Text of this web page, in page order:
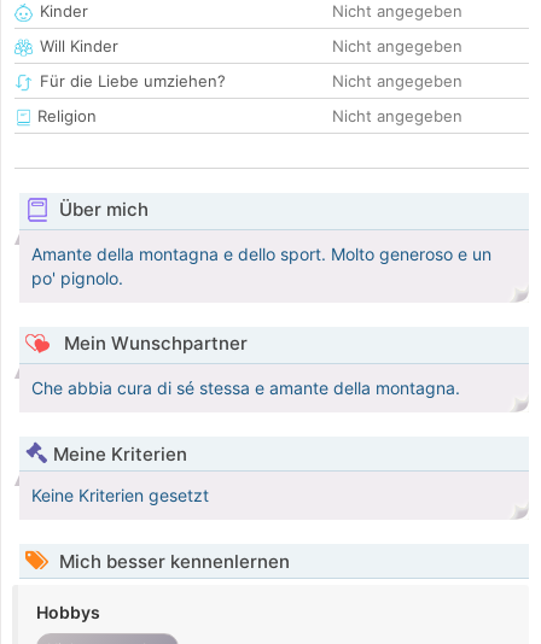
Kinder
Nicht angegeben
Will Kinder
Nicht angegeben
Für die Liebe umziehen?
Nicht angegeben
Religion
Nicht angegeben
Über mich
Amante della montagna e dello sport. Molto generoso e un
po' pignolo.
Mein Wunschpartner
Che abbia cura di sé stessa e amante della montagna.
Meine Kriterien
Keine Kriterien gesetzt
Mich besser kennenlernen
Hobbys